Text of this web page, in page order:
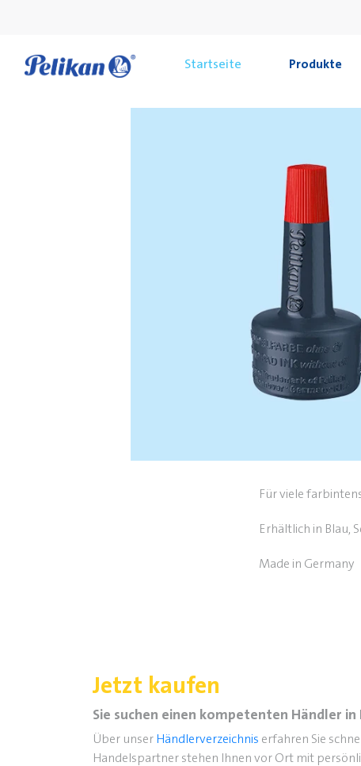
Startseite Produkte
Für viele
Erhältlich in Blau,
Made in Germany
Jetzt kaufen
Sie suchen einen kompetenten Händler in
Über unser Händlerverzeichnis erfahren Sie
Handelspartner stehen Ihnen vor Ort mit